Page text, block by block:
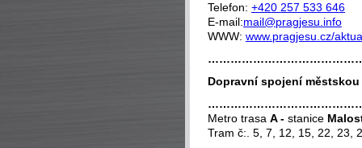
Telefon: +420 257 533 646
E-mail:mail@pragjesu.info
WWW: www.pragjesu.cz/
Dopravní spojení
Metro trasa A - stanice
Tram č:. 5, 7, 12, 15, 22, 23,